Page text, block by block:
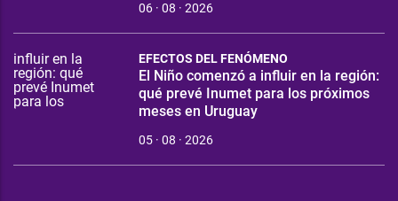
06 · 08 · 2026
EFECTOS DEL FENÓMENO
El Niño comenzó a influir en la región:
qué prevé Inumet para los próximos
meses en Uruguay
05 · 08 · 2026